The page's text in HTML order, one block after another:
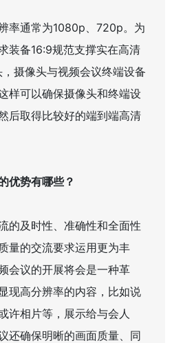
通常为1080p、720p。为
装备16:9规范支撑实在高清
，摄像头与视频会议终端设备
样可以确保摄像头和终端设
后取得比较好的端到端高清
势有哪些？
及时性、准确性和全面性
量的交流要求运用更为丰
会议的开展将会是一种革
现高分辨率的内容，比如说
许相片等，展示给与会人
还确保明晰的画面质量、同